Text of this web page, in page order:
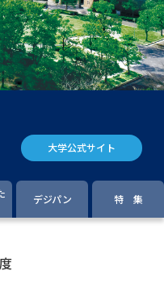
学入学共通テスト利用選抜の
集要項＆願書
大学院の資料請求
学入学共通テスト「受験案
」の請求
大学公式サイト
デジパン 特 集